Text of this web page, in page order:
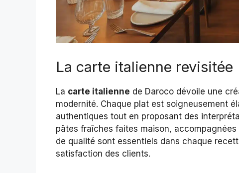
La carte italienne revisitée
La carte italienne de Daroco dévoile une
modernité. Chaque plat est soigneusement
authentiques tout en proposant des
pâtes fraîches faites maison,
de qualité sont essentiels dans chaque
satisfaction des clients.